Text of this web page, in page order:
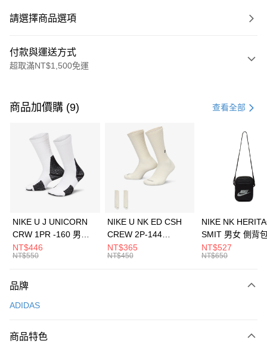
請選擇商品選項
付款與運送方式
超取滿NT$1,500免運
信用卡一次付款
3 期 0 利率 每期 21家銀行
合作金庫商業銀行
第一商業銀行
華南商業銀行
彰化商業銀行
上海商業儲蓄銀行
元大商業銀行
台灣樂天信用卡公司
Apple Pay
全盈+PAY
AFTEE先享後付
【關於「AFTEE先享後付」】
便利好安心！
３．安心：先確認商品／服務後，再付款。
運送方式
每筆NT$100，滿NT$1,500(含以上)免運費
商品加價購 (9) 查看全部
NIKE U J UNICORN
CRW 1PR -160 男女
中統襪 FZ3393100
NT$446
NT$550
NIKE U NK ED CSH
CREW 2P-144
EMBRDY 男女 短統襪
FZ3073133
NT$365
NT$450
NIKE NK
SMIT 男女 側背
BA5871010
NT$527
NT$650
品牌
ADIDAS
商品特色